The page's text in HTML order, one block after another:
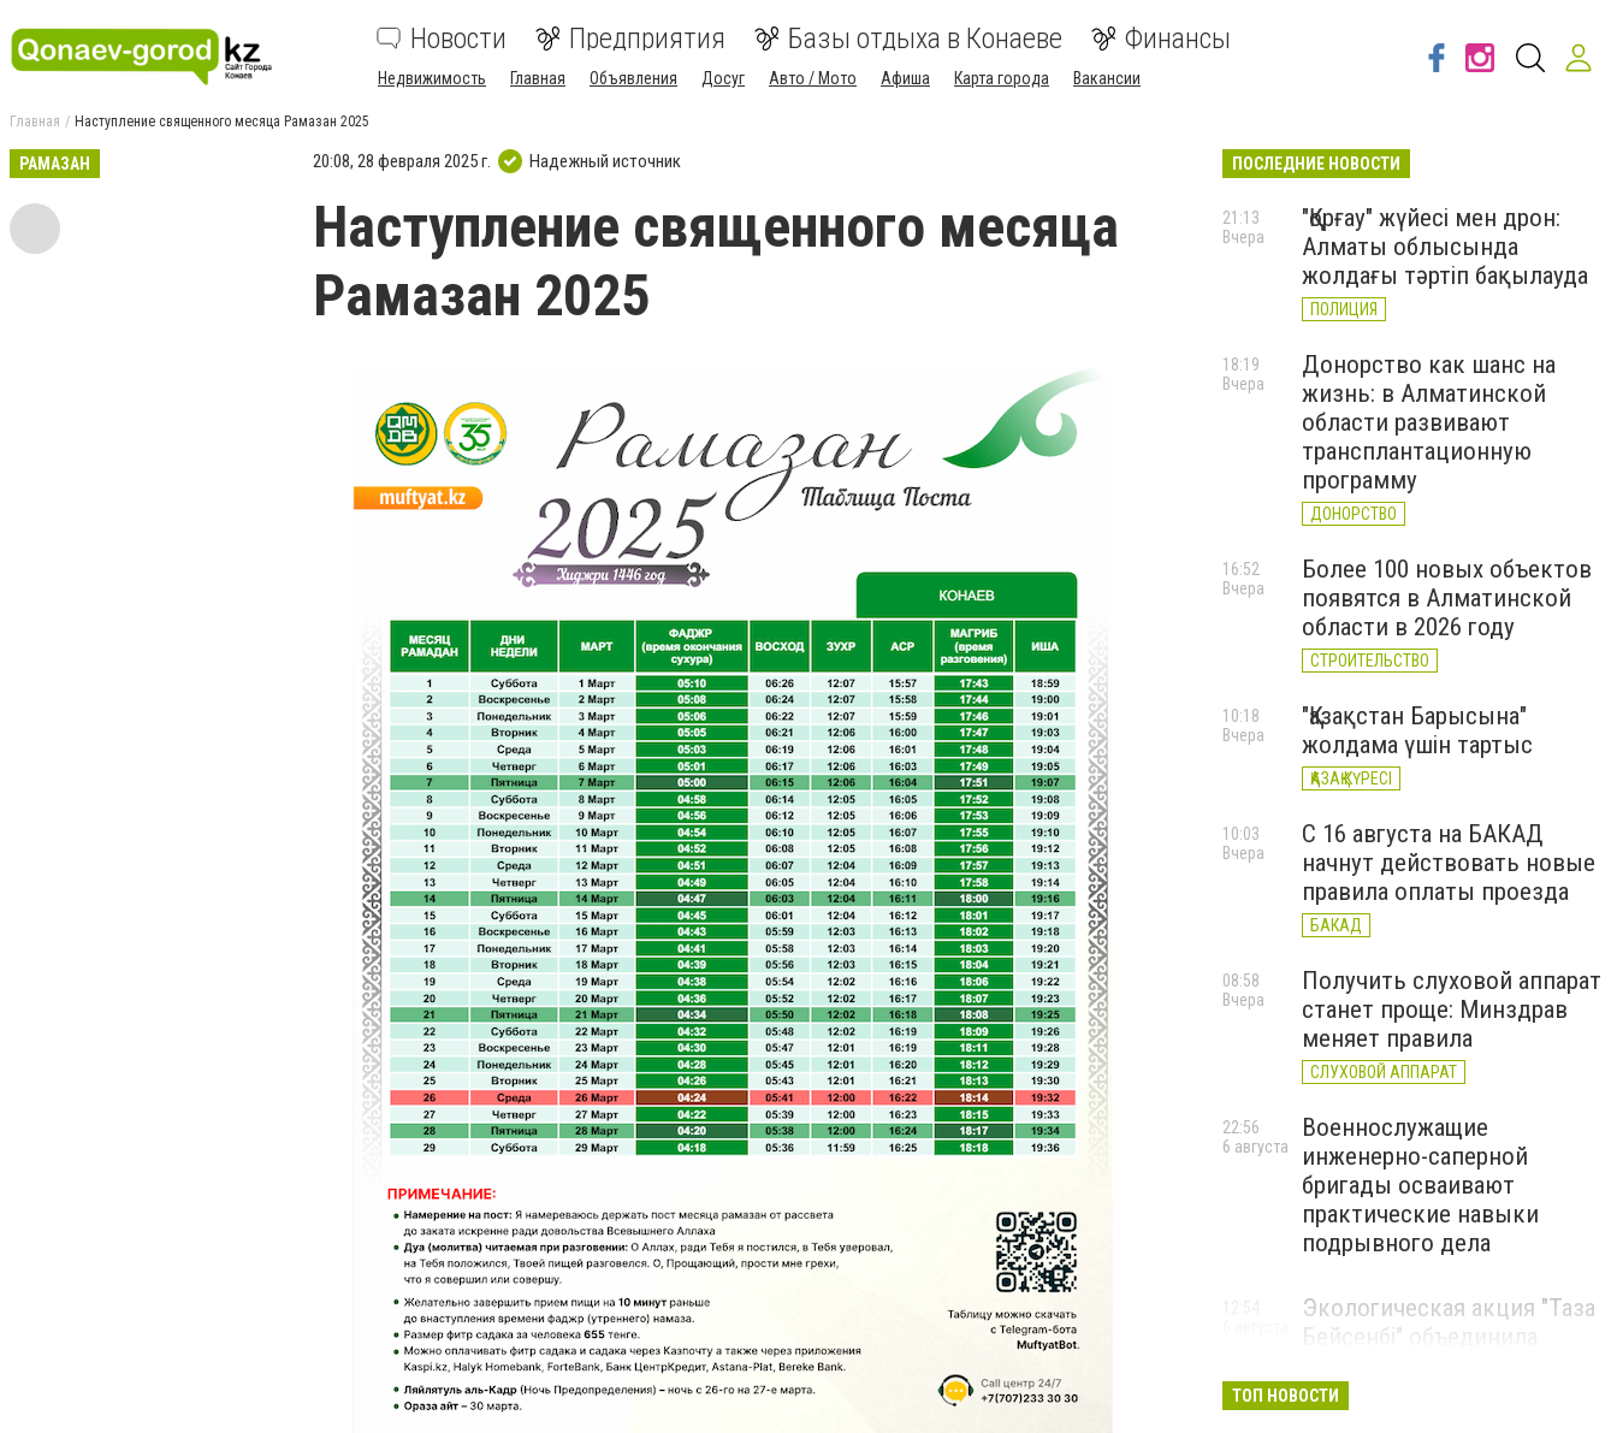
Новости Предприятия Базы отдыха в Конаеве Финансы
Недвижимость Главная Объявления Досуг Авто / Мото Афиша Карта города Вакансии
Главная Наступление священного месяца Рамазан 2025
РАМАЗАН 20:08, 28 февраля 2025 г. Надежный источник
Наступление священного месяца
Рамазан 2025
ПОСЛЕДНИЕ НОВОСТИ
"Қорғау" жүйесі мен дрон:
Алматы облысында
жолдағы тәртіп бақылауда
ПОЛИЦИЯ
21:13
Вчера
Донорство как шанс на
жизнь: в Алматинской
области развивают
трансплантационную
программу
ДОНОРСТВО
18:19
Вчера
Более 100 новых объектов
появятся в Алматинской
области в 2026 году
СТРОИТЕЛЬСТВО
16:52
Вчера
"Қазақстан Барысына"
жолдама үшін тартыс
ҚАЗАҚ КҮРЕСІ
10:18
Вчера
С 16 августа на БАКАД
начнут действовать новые
правила оплаты проезда
БАКАД
10:03
Вчера
Получить слуховой аппарат
станет проще: Минздрав
меняет правила
СЛУХОВОЙ АППАРАТ
08:58
Вчера
Военнослужащие
инженерно-саперной
бригады осваивают
практические навыки
подрывного дела
22:56
6 августа
Экологическая акция "Таза
Бейсенбі" объединила
Алматинской области
ТОП НОВОСТИ